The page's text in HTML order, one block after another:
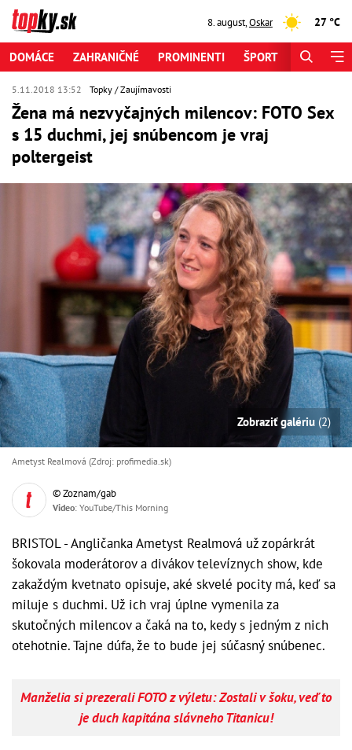
8. august,Oskar 27 °C
DOMÁCE ZAHRANIČNÉ PROMINENTI ŠPORT
5.11.2018 13:52 Topky Zaujímavosti
Žena má nezvyčajných milencov: FOTO Sex
s 15 duchmi, jej snúbencom je vraj
poltergeist
Zobraziť galériu (2)
Ametyst Realmová (Zdroj: profimedia.sk)
© Zoznam/gab
Video: YouTube/This Morning
BRISTOL - Angličanka Ametyst Realmová už zopárkrát
šokovala moderátorov a divákov televíznych show, kde
zakaždým kvetnato opisuje, aké skvelé pocity má, keď sa
miluje s duchmi. Už ich vraj úplne vymenila za
skutočných milencov a čaká na to, kedy s jedným z nich
otehotnie. Tajne dúfa, že to bude jej súčasný snúbenec.
Manželia si prezerali FOTO z výletu: Zostali v šoku, veď to
je duch kapitána slávneho Titanicu!